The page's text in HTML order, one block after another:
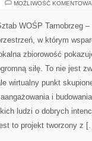
MOŻLIWOŚĆ
WOŚP Tarnobrzeg
w którym
zbiorowość
siłę. To nie jest
wirtualny punkt
i
ludzi o dobrych
to projekt tworzony z